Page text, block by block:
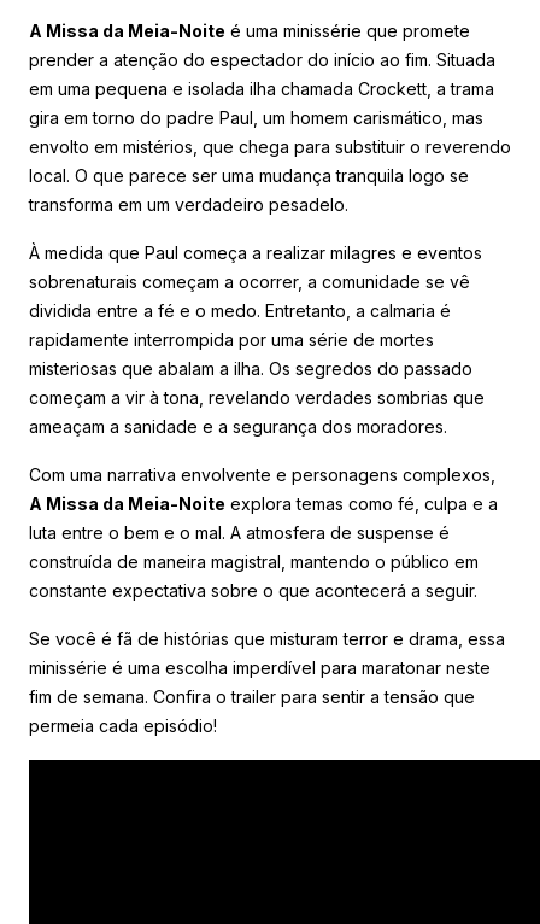
A Missa da Meia-Noite é uma minissérie que promete
prender a atenção do espectador do início ao fim. Situada
em uma pequena e isolada ilha chamada Crockett, a trama
gira em torno do padre Paul, um homem carismático, mas
envolto em mistérios, que chega para substituir o reverendo
local. O que parece ser uma mudança tranquila logo se
transforma em um verdadeiro pesadelo.
À medida que Paul começa a realizar milagres e eventos
sobrenaturais começam a ocorrer, a comunidade se vê
dividida entre a fé e o medo. Entretanto, a calmaria é
rapidamente interrompida por uma série de mortes
misteriosas que abalam a ilha. Os segredos do passado
começam a vir à tona, revelando verdades sombrias que
ameaçam a sanidade e a segurança dos moradores.
Com uma narrativa envolvente e personagens complexos,
A Missa da Meia-Noite explora temas como fé, culpa e a
luta entre o bem e o mal. A atmosfera de suspense é
construída de maneira magistral, mantendo o público em
constante expectativa sobre o que acontecerá a seguir.
Se você é fã de histórias que misturam terror e drama, essa
minissérie é uma escolha imperdível para maratonar neste
fim de semana. Confira o trailer para sentir a tensão que
permeia cada episódio!